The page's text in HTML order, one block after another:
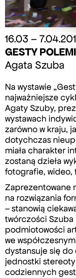
16.03 –
GESTY
Agata Szuba
Na wystawie
najważniejsze
Agaty Szuby,
wystawach
zarówno w kraju,
dotychczas
miała charakter
zostaną dzieła
fotografie, wideo,
Zaprezentowane
na rozwiązania
– stanowią
twórczości
podmiotowości
we
dystansuje się
jednostki
codziennych